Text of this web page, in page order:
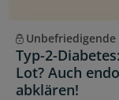
Typ-2-
Lot? Auch
abklären!